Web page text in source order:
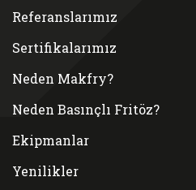
Referanslarımız
Sertifikalarımız
Neden Makfry?
Neden Basınçlı Fritöz?
Ekipmanlar
Yenilikler